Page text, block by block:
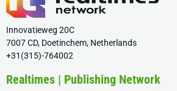
Innovatieweg 20C
7007 CD, Doetinchem, Netherlands
+31(315)-764002
Realtimes | Publishing Network